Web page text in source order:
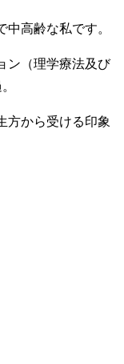
高齢な私です。
ン（理学療法及び
方から受ける印象